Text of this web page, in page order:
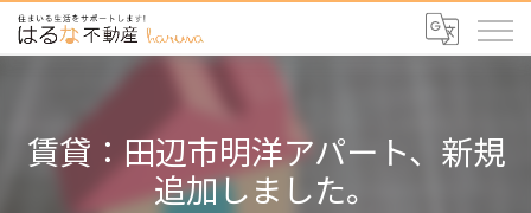
賃貸：田辺市明洋アパート、新規
追加しました。